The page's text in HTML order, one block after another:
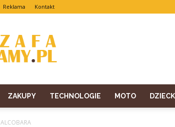
Reklama Kontakt
ZAKUPY TECHNOLOGIE MOTO
ALCOBARA